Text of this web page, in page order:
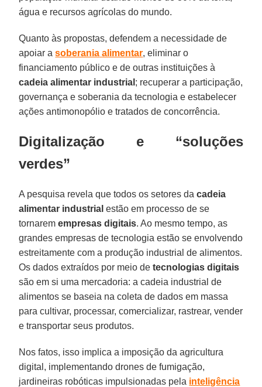
água e recursos agrícolas do mundo.
Quanto às propostas, defendem a necessidade de
apoiar asoberania alimentar, eliminar o
financiamento público e de outras instituições à
cadeia alimentar industrial ; recuperar a participação,
governança e soberania da tecnologia e estabelecer
ações antimonopólio e tratados de concorrência.
Digitalização e “soluções
verdes”
A pesquisa revela que todos os setores dacadeia
alimentar industrial estão em processo de se
tornaremempresas digitais. Ao mesmo tempo, as
grandes empresas de tecnologia estão se envolvendo
estreitamente com a produção industrial de alimentos.
Os dados extraídos por meio detecnologias digitais
são em si uma mercadoria: a cadeia industrial de
alimentos se baseia na coleta de dados em massa
para cultivar, processar, comercializar, rastrear, vender
e transportar seus produtos.
Nos fatos, isso implica a imposição da agricultura
digital, implementando drones de fumigação,
jardineiras robóticas impulsionadas pela inteligência